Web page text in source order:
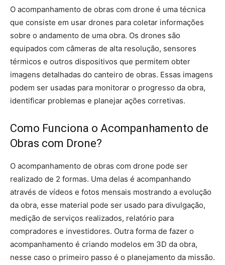
O acompanhamento de obras com drone é uma técnica
que consiste em usar drones para coletar informações
sobre o andamento de uma obra. Os drones são
equipados com câmeras de alta resolução, sensores
térmicos e outros dispositivos que permitem obter
imagens detalhadas do canteiro de obras. Essas imagens
podem ser usadas para monitorar o progresso da obra,
identificar problemas e planejar ações corretivas.
Como Funciona o Acompanhamento de
Obras com Drone?
O acompanhamento de obras com drone pode ser
realizado de 2 formas. Uma delas é acompanhando
através de vídeos e fotos mensais mostrando a evolução
da obra, esse material pode ser usado para divulgação,
medição de serviços realizados, relatório para
compradores e investidores. Outra forma de fazer o
acompanhamento é criando modelos em 3D da obra,
nesse caso o primeiro passo é o planejamento da missão.